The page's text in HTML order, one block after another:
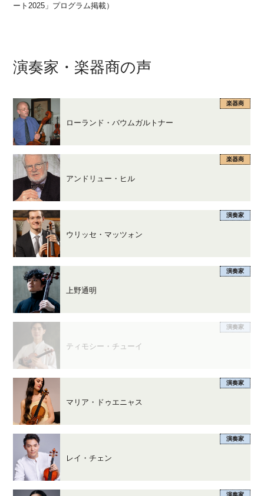
ート2025」プログラム掲載）
演奏家・楽器商の声
楽器商
ローランド・バウムガルトナー
楽器商
アンドリュー・ヒル
演奏家
ウリッセ・マッツォン
演奏家
上野通明
演奏家
ティモシー・チューイ
演奏家
マリア・ドゥエニャス
演奏家
レイ・チェン
演奏家